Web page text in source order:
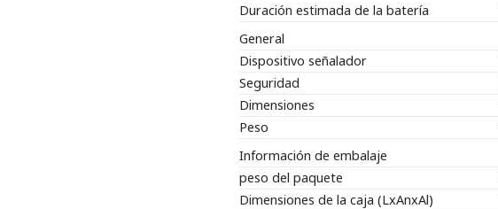
Duración estimada de la batería
General
Dispositivo señalador
Seguridad
Dimensiones
Peso
Información de embalaje
peso del paquete
Dimensiones de la caja (LxAnxAl)